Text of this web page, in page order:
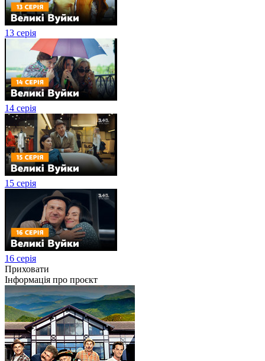
13 серія
14 серія
15 серія
16 серія
Приховати
Інформація про проєкт